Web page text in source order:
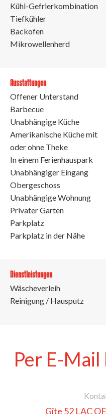
Kühl-Gefrierkombination
Tiefkühler
Backofen
Mikrowellenherd
Ausstattungen
Offener Unterstand
Barbecue
Unabhängige Küche
Amerikanische Küche mit
oder ohne Theke
In einem Ferienhauspark
Unabhängiger Eingang
Obergeschoss
Unabhängige Wohnung
Privater Garten
Parkplatz
Parkplatz in der Nähe
Dienstleistungen
Wäscheverleih
Reinigung / Hausputz
Per E-
Gîte 52 LAC